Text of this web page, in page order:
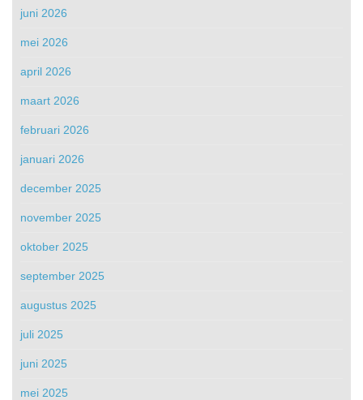
juni 2026
mei 2026
april 2026
maart 2026
februari 2026
januari 2026
december 2025
november 2025
oktober 2025
september 2025
augustus 2025
juli 2025
juni 2025
mei 2025